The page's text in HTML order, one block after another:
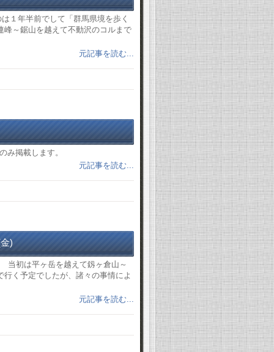
１年半前でして「群馬県境を歩く
～鋸山を越えて不動沢のコルまで
元記事を読む...
み掲載します。
元記事を読む...
)
当初は平ヶ岳を越えて釼ヶ倉山～
く予定でしたが、諸々の事情によ
元記事を読む...